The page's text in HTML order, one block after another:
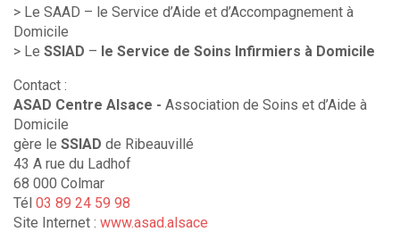
> Le SAAD – le Service d’Aide et d’Accompagnement à
Domicile
> Le SSIAD – le Service de Soins Infirmiers à Domicile
Contact :
ASAD Centre Alsace - Association de Soins et d’Aide à
Domicile
gère le SSIAD de Ribeauvillé
43 A rue du Ladhof
68 000 Colmar
Tél 03 89 24 59 98
Site Internet : www.asad.alsace